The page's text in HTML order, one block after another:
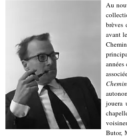
Au
brèves
avant
Chemin
jouera
Butor,